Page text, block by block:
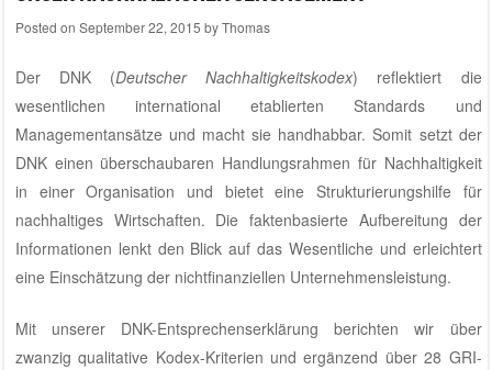
Posted on September 22, 2015 byThomas
Der DNK (Deutscher Nachhaltigkeitskodex) reflektiert die
wesentlichen international etablierten Standards und
Managementansätze und macht sie handhabbar. Somit setzt der
DNK einen überschaubaren Handlungsrahmen für Nachhaltigkeit
in einer Organisation und bietet eine Strukturierungshilfe für
nachhaltiges Wirtschaften. Die faktenbasierte Aufbereitung der
Informationen lenkt den Blick auf das Wesentliche und erleichtert
eine Einschätzung der nichtfinanziellen Unternehmensleistung.
Mit unserer DNK-Entsprechenserklärung berichten wir über
zwanzig qualitative Kodex-Kriterien und ergänzend über 28 GRI-